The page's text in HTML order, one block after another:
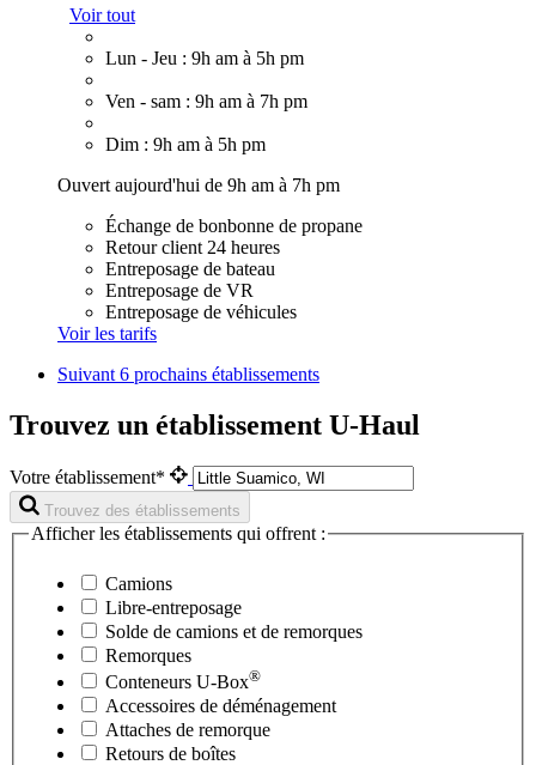
Voir tout
Lun - Jeu : 9h am à 5h pm
Ven - sam : 9h am à 7h pm
Dim : 9h am à 5h pm
Ouvert aujourd'hui de 9h am à 7h pm
Échange de bonbonne de propane
Retour client 24 heures
Entreposage de bateau
Entreposage de VR
Entreposage de véhicules
Voir les tarifs
Suivant6 prochains établissements
Trouvez un établissement U-Haul
Votre établissement*
Trouvez des établissements
Afficher les établissements qui offrent :
Camions
Libre-entreposage
Solde de camions et de remorques
Remorques
Conteneurs U-Box®
Accessoires de déménagement
Attaches de remorque
Retours de boîtes